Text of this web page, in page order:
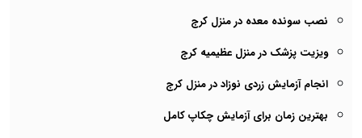
نصب سونده معده در منزل کرج
ویزیت پزشک در منزل عظیمیه کرج
انجام آزمایش زردی نوزاد در منزل کرج
بهترین زمان برای آزمایش چکاپ کامل